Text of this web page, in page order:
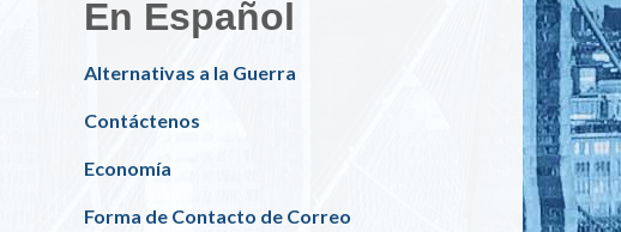
En Español
Alternativas a la Guerra
Contáctenos
Economía
Forma de Contacto de Correo